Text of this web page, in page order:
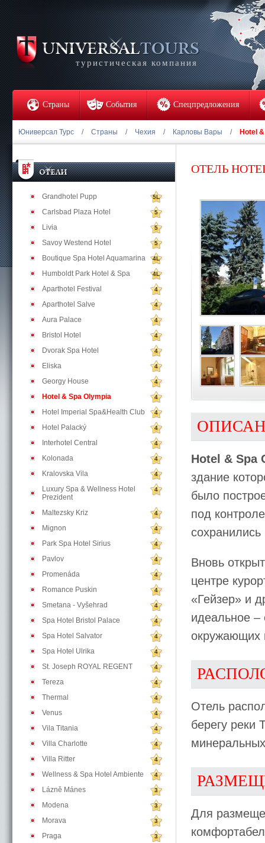
туристическая компания
Страны События Спецпредложения
Юниверсал Турс / Страны / Чехия / Карловы Вары / Hotel
Grandhotel Pupp 5L
Carlsbad Plaza Hotel 5
Livia 5
Savoy Westend Hotel 5
Boutique Spa Hotel Aquamarina 4L
Humboldt Park Hotel & Spa 4L
Aparthotel Festival 4
Aparthotel Salve 4
Aura Palace 4
Bristol Hotel 4
Dvorak Spa Hotel 4
Eliska 4
Georgy House 4
Hotel & Spa Olympia 4
Hotel Imperial Spa&Health Club 4
Hotel Palacký 4
Interhotel Central 4
Kolonada 4
Kralovska Vila 4
Luxury Spa & Wellness Hotel
Prezident
4
Maltezsky Kriz 4
Mignon 4
Park Spa Hotel Sirius 4
Pavlov 4
Promenáda 4
Romance Puskin 4
Smetana - Vyšehrad 4
Spa Hotel Bristol Palace 4
Spa Hotel Salvator 4
Spa Hotel Ulrika 4
St. Joseph ROYAL REGENT 4
Tereza 4
Thermal 4
Venus 4
Vila Titania 4
Villa Charlotte 4
Villa Ritter 4
Wellness & Spa Hotel Ambiente 4
Lázně Mánes 3
Modena 3
Morava 3
Praga 3
ОТЕЛЬ
Hotel & Spa
здание
было
под
Вновь
центре
«Гейзер» и
идеальное –
окружающих
Отель
берегу реки
Для